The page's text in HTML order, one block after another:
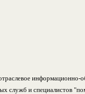
информационно-
служб и специалистов